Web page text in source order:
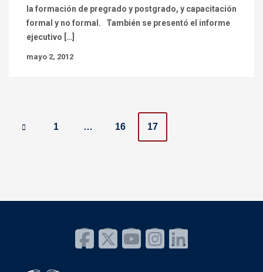
la formación de pregrado y postgrado, y capacitación
formal y no formal. También se presentó el informe
ejecutivo […]
mayo 2, 2012
P
t
1 … 16 17